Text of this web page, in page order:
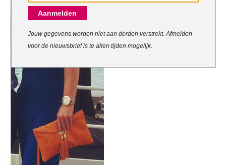
Contact- en adresgegevens
Levertijd, retourneren, ruilen
Aanmelden
Jouw gegevens worden niet aan derden verstrekt. Afmelden
voor de nieuwsbrief is te allen tijden mogelijk.